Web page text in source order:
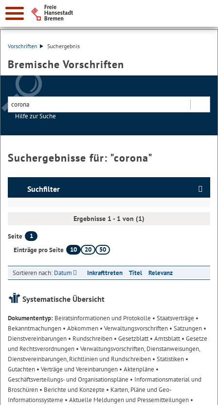
Vorschriften Suchergebnis
Bremische Vorschriften
Hilfe zur Suche
Suchergebnisse für: "corona"
Suchfilter
Ergebnisse 1 - 1 von (1)
Seite
1
Einträge pro Seite
10 20 50
Sortieren nach: Datum Inkrafttreten Titel Relevanz
Systematische Übersicht
Dokumententyp: Beiratsinformationen und Protokolle • Staatsverträge •
Bekanntmachungen • Abkommen • Verwaltungsvorschriften • Satzungen •
Dienstvereinbarungen • Rundschreiben • Gesetzblatt• Amtsblatt• Gesetze
und Rechtsverordnungen • Verwaltungsvorschriften, Dienstanweisungen,
Dienstvereinbarungen, Richtlinien und Rundschreiben • Statistiken •
Gutachten • Verträge und Vereinbarungen • Aktenpläne •
Geschäftsverteilungs- und Organisationspläne • Informationsmaterial und
Broschüren • Berichte und Konzepte • Karten, Pläne und Geo-
Informationssysteme • Aktuelle Meldungen und Pressemitteilungen •